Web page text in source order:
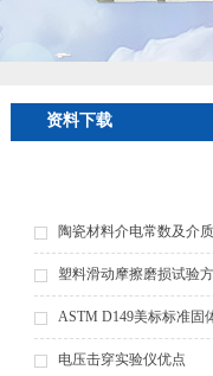
资料下载
陶瓷材料介电常数及介
塑料滑动摩擦磨损试验
ASTM D149美标标准固
电压击穿实验仪优点